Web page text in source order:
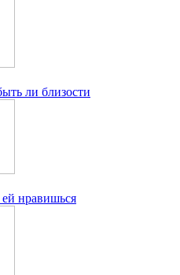
ли близости
нравишься